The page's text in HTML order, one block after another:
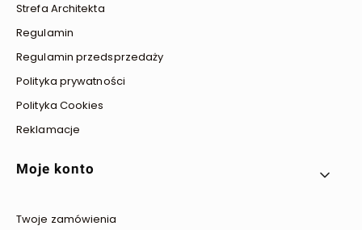
Strefa Architekta
Regulamin
Regulamin przedsprzedaży
Polityka prywatności
Polityka Cookies
Reklamacje
Moje konto
Twoje zamówienia